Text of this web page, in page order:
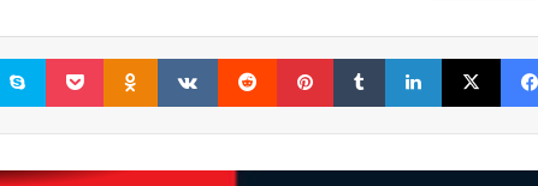
فیسبوک ایکس لینکداین تامبلر پینتریست Reddit
VKontakte
Odnoklassniki پاکت
ناراضی‌اند؟